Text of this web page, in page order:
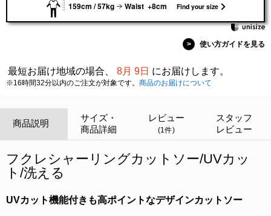
159cm / 57kg Waist +8cm Find your size
> 使い方ガイドを見る
最短お届け地域の場合、 8月 9日 にお届けします。
※16時間32分以内のご注文が対象です。 商品のお届けについて
商品説明
サイズ・
商品詳細
レビュー
(1件)
スタッフ
レビュー
フクレシャーリングカットソー/UVカッ
ト/洗える
UVカット機能付きも高ポイントなデザインカットソー